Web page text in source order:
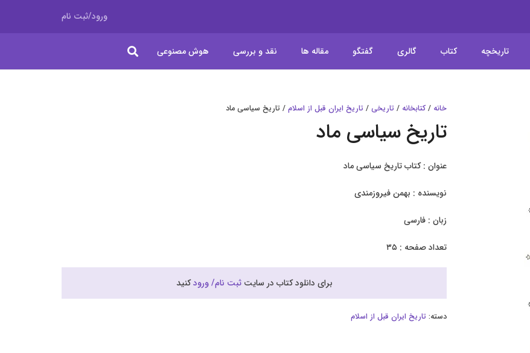
ورود/ثبت نام
تاریخچه کتاب گالری گفتگو مقاله ها نقد و بررسی هوش مصنوعی
خانه / کتابخانه / تاریخی/ تاریخ ایران قبل از اسلام/ تاریخ سیاسی ماد
تاریخ سیاسی ماد
عنوان : کتاب تاریخ سیاسی ماد
نویسنده : بهمن فیروزمندی
زبان : فارسی
تعداد صفحه : ۳۵
برای دانلود کتاب در سایتثبت نام/ ورودکنید
دسته: تاریخ ایران قبل از اسلام